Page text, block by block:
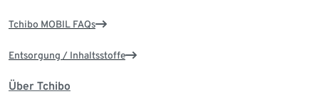
Tchibo MOBIL FAQs
Entsorgung / Inhaltsstoffe
Über Tchibo